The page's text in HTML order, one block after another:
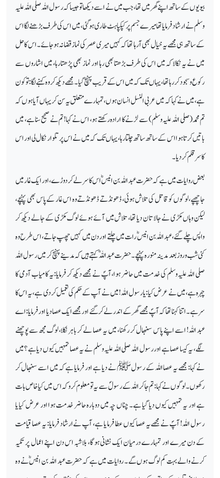
بیویوں کے ساتھ اپنے گھر میں تھا، جب میں نے اسے دیکھا تو جیسا کہ رسول اللہ صلی اللہ علیہ
وسلم نے ارشاد فرمایا تھا میرے جسم پر کپکپاہٹ طاری ہوگئی، میں اس کی طرف بڑھنے لگا اس
کے ساتھ ہی مجھے یہ خیال بھی آرہا تھا کہ کہیں میری عصر کی نماز قضا نہ ہوجائے۔ اس کا حل
میں نے یہ نکالا کہ میں اس کی طرف بڑھتا بھی رہا اور نماز بھی پڑھتا رہا، میں اشاروں سے
رکوع وسجود کررہا تھا، یہاں تک کہ میں اس کے قریب پہنچ گیا۔ مجھے دیکھ کر وہ کہنے لگا: تو کون
ہے، میں نے کہا کہ میں عربی النسل انسان ہوں، تمہارے متعلق یہ سن کر یہاں آیا ہوں کہ
تم محمد (صلی اللہ علیہ وسلم) سے لڑنے کا ارادہ رکھتے ہو، اس نے کہا! تم نے صحیح سنا ہے، میں
باتیں کرتا ہوا اس کے ساتھ ساتھ چلتا رہا، یہاں تک کہ میں نے اس پر تلوار نکال لی اور اس
کا سر قلم کردیا۔
بعض روایات میں ہے کہ حضرت عبد اللہ بن انیسؓ اس کا سر لے کر دوڑے، اور ایک غار میں
جا چھپے، لوگوں کو قاتل کی تلاش ہوئی، ڈھونڈتے ڈھونڈتے وہ اس غار کے پاس بھی پہنچے،
لیکن وہاں مکڑی نے جالا تان دیا تھا، تلاش میں آئے ہوئے لوگ مکڑی کے جالے دیکھ کر
واپس چلے گئے، عبداللہ بن انیسؓ رات میں چلتے اور دن میں کہیں چھپ جاتے، اس طرح وہ
کئی شب وروز بعد مدینہ منورہ پہنچے۔ حضرت عبد اللہؓ کہتے ہیں کہ مدینے پہنچ کر میں رسول اللہ
صلی اللہ علیہ وسلم کی خدمت میں حاضر ہوا، آپؐ نے مجھے دیکھ کر فرمایا: یہ کامیاب آدمی کا
چہرہ ہے، میں نے عرض کیا: یارسول اللہ! میں نے آپ کے حکم کی تعمیل کردی ہے، یہ اس کا
سر ہے۔ اتنا کہنا تھا کہ آپؐ مجھے گھر کے اندر لے کر گئے اور مجھے ایک عصا دیا اور فرمایا: اے
عبد اللہ! اسے اپنے پاس سنبھال کر رکھنا، میں یہ عصا لے کر باہر نکلا، لوگ مجھ سے پوچھنے
لگے، یہ کیسا عصا ہے اور رسول اللہ صلی اللہ علیہ وسلم نے یہ عصا تمہیں کیوں دیا ہے ؟میں
نے کہا: مجھے یہ عصا اللہ کے رسولﷺ نے دیا ہے اور فرمایا ہے کہ میں اسے سنبھال کر
رکھوں۔ لوگوں نے کہا: تم جاکر اللہ کے رسولؐ سے یہ تو معلوم کرو کہ اس میں کیا خاص بات
ہے اور یہ تمہیں کیوں دیا گیا ہے۔ چناں چہ میں دوبارہ حاضر خدمت ہوا اور عرض کیا یا
رسول اللہ! آپؐ نے مجھے یہ عصا کیوں عطا فرما یا ہے، آپ نے ارشاد فرمایا: یہ عصا قیامت
کے دن میرے اور تمہارے درمیان ایک نشانی ہوگا، بلاشبہ اس دن اپنے اعمال پر تکیہ
کرنے والے بہت کم لوگ ہوں گے۔ روایات میں ہے کہ حضرت عبد اللہ بن انیسؓ نے وہ